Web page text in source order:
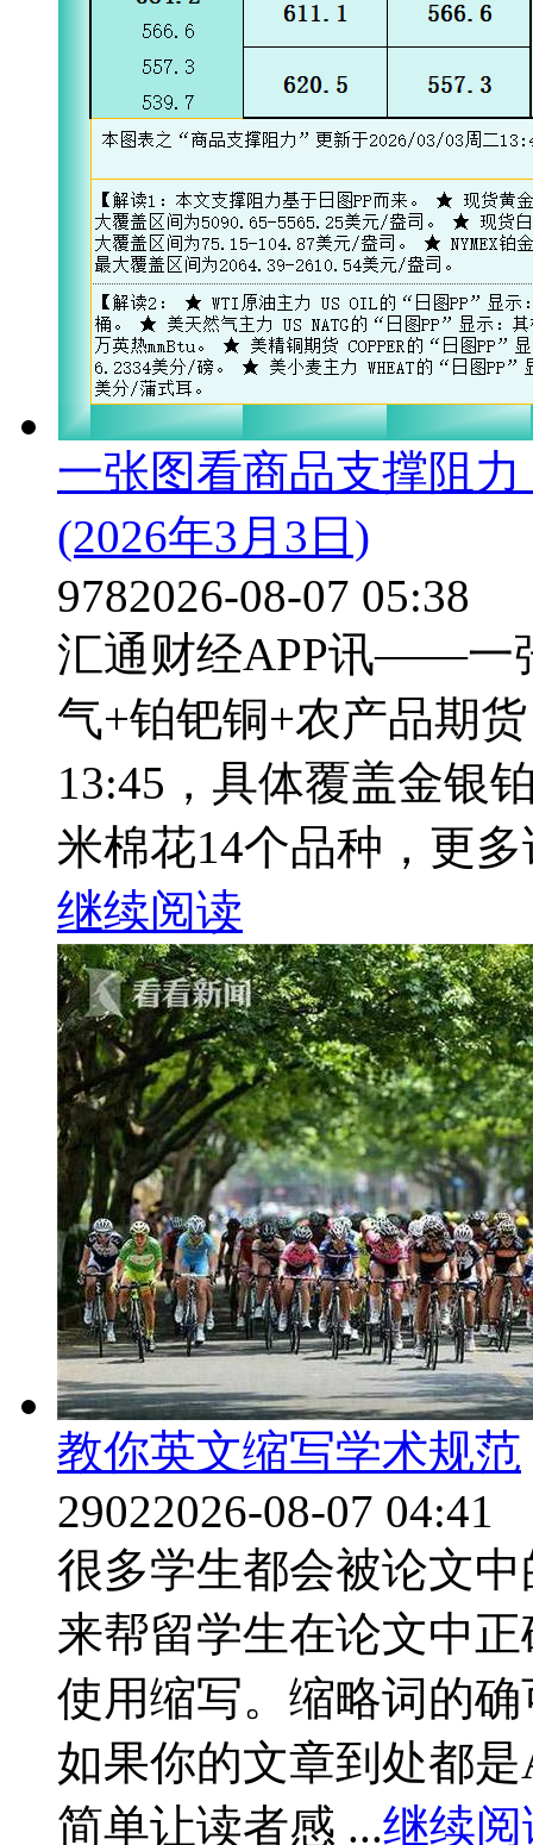
一张图看商品支撑阻
(2026年3月3日)
9782026-08-07 05:38
汇通财经APP讯——一
气+铂钯铜+农产品期
13:45，具体覆盖金银
米棉花14个品种，更
继续阅读
教你英文缩写学术规范
29022026-08-07 04:41
很多学生都会被论文
来帮留学生在论文中
使用缩写。缩略词的
如果你的文章到处都
简单让读者感 ...继续阅